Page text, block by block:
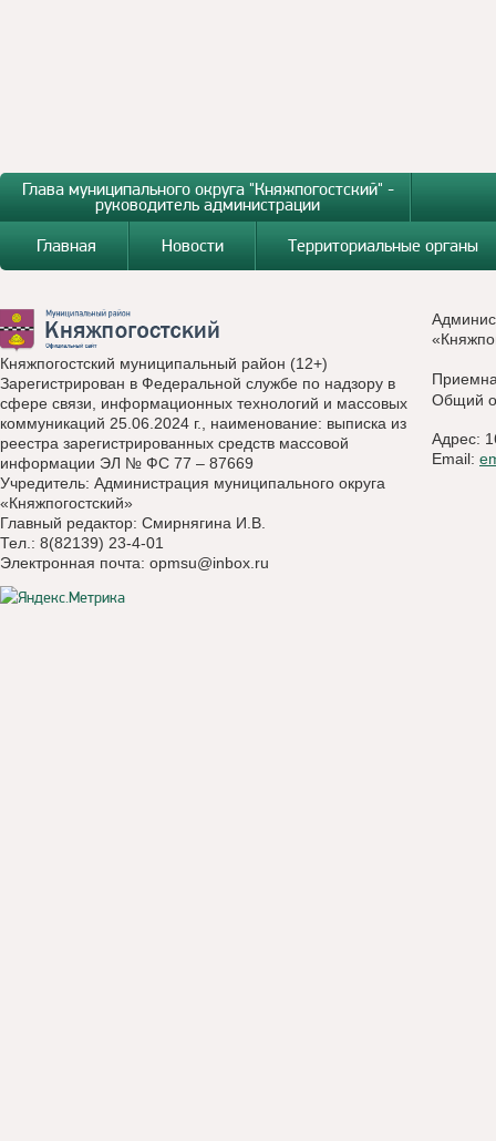
Глава муниципального округа "Княжпогостский" -
руководитель администрации
Главная
Новости Территориальные органы
Княжпогостский муниципальный район (12+)
Зарегистрирован в Федеральной службе по надзору в
сфере связи, информационных технологий и массовых
коммуникаций 25.06.2024 г., наименование: выписка из
реестра зарегистрированных средств массовой
информации ЭЛ № ФС 77 – 87669
Учредитель: Администрация муниципального округа
«Княжпогостский»
Главный редактор: Смирнягина И.В.
Тел.: 8(82139) 23-4-01
Электронная почта: opmsu@inbox.ru
Общий
Адрес:
Email: